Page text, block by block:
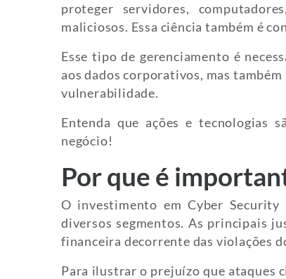
proteger servidores,
maliciosos. Essa ciência também é
Esse tipo de gerenciamento é
aos dados corporativos, mas
vulnerabilidade.
Entenda que ações e tecnologias
negócio!
Por que é
O investimento em Cyber
diversos segmentos. As principais
financeira decorrente das violações
Para ilustrar o prejuízo que ataques